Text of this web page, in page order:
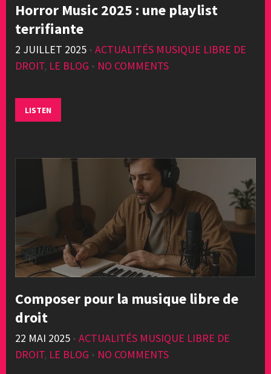
Horror Music 2025 : une playlist
terrifiante
2 JUILLET 2025 • ACTUALITÉS MUSIQUE LIBRE DE
DROIT, LE BLOG • NO COMMENTS
LISTEN
Composer pour la musique libre de
droit
22 MAI 2025 • ACTUALITÉS MUSIQUE LIBRE DE
DROIT, LE BLOG • NO COMMENTS